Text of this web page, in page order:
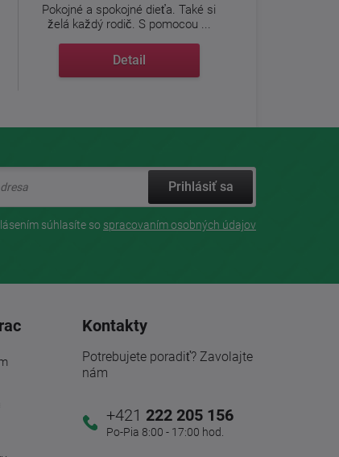
Pokojné a spokojné dieťa. Také si
želá každý rodič. S pomocou ...
Detail
Prihlásiť sa
súhlasíte so spracovaním osobných údajov
Kontakty
Potrebujete poradiť? Zavolajte
nám
+421 222 205 156
Po-Pia 8:00 - 17:00 hod.